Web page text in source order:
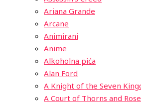
Ariana Grande
Arcane
Animirani
Anime
Alkoholna pića
Alan Ford
A Knight of the Seven
A Court of Thorns and